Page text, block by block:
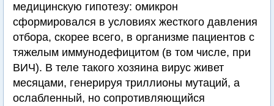
медицинскую гипотезу: омикрон
сформировался в условиях жесткого давления
отбора, скорее всего, в организме пациентов с
тяжелым иммунодефицитом (в том числе, при
ВИЧ). В теле такого хозяина вирус живет
месяцами, генерируя триллионы мутаций, а
ослабленный, но сопротивляющийся